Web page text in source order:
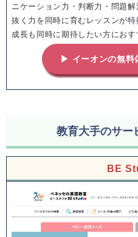
ニケーション力・判断力・問題
抜く力を同時に育むレッスンが
成長も同時に期待したい方におす
▶ イーオンの無料
教育大手のサー
BE